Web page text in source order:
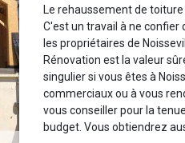
Le rehaussement de
C'est un travail à ne confier
les propriétaires de
Rénovation est la valeur
singulier si vous êtes à
commerciaux ou à vous
vous conseiller pour la
budget. Vous obtiendrez